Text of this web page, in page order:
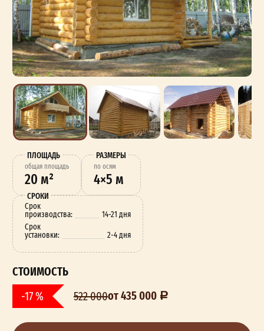
ПЛОЩАДЬ
oбщая площадь
20 м²
РАЗМЕРЫ
по осям
4×5 м
СРОКИ
Срок
производства:
14-21 дня
Срок
установки: 2-4 дня
СТОИМОСТЬ
-17 % 522 000от 435 000